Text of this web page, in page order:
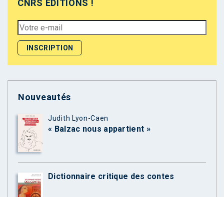
CNRS ÉDITIONS !
Nouveautés
Judith Lyon-Caen
« Balzac nous appartient »
Dictionnaire critique des contes